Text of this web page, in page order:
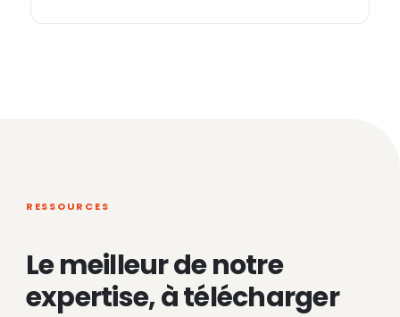
RESSOURCES
Le meilleur de notre
expertise, à télécharger